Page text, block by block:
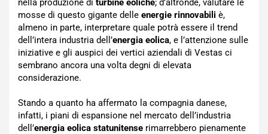
nella produzione di turbine eoliche; d’altronde, valutare le
mosse di questo gigante delle energie rinnovabili è,
almeno in parte, interpretare quale potrà essere il trend
dell’intera industria dell’energia eolica, e l’attenzione sulle
iniziative e gli auspici dei vertici aziendali di Vestas ci
sembrano ancora una volta degni di elevata
considerazione.
Stando a quanto ha affermato la compagnia danese,
infatti, i piani di espansione nel mercato dell’industria
dell’energia eolica statunitense rimarrebbero pienamente